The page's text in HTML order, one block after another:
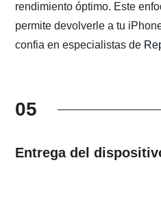
rendimiento óptimo. Este
permite devolverle a tu
confia en especialistas de
05
Entrega del